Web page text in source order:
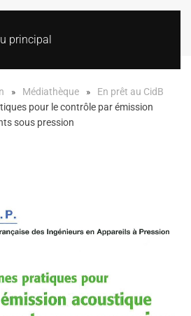
principal
Médiathèque
En prêt au CidB
pour le contrôle par émission
sous pression